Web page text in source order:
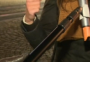
la justice